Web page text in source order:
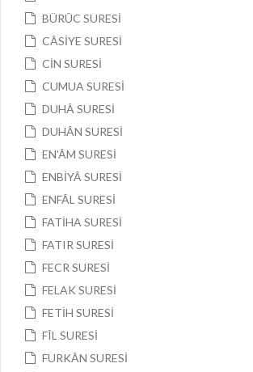
BÜRÛC SURESİ
CÂSİYE SURESİ
CİN SURESİ
CUMUA SURESİ
DUHÂ SURESİ
DUHÂN SURESİ
EN’ÂM SURESİ
ENBİYÂ SURESİ
ENFÂL SURESİ
FATİHA SURESİ
FATIR SURESİ
FECR SURESİ
FELAK SURESİ
FETİH SURESİ
FÎL SURESİ
FURKÂN SURESİ